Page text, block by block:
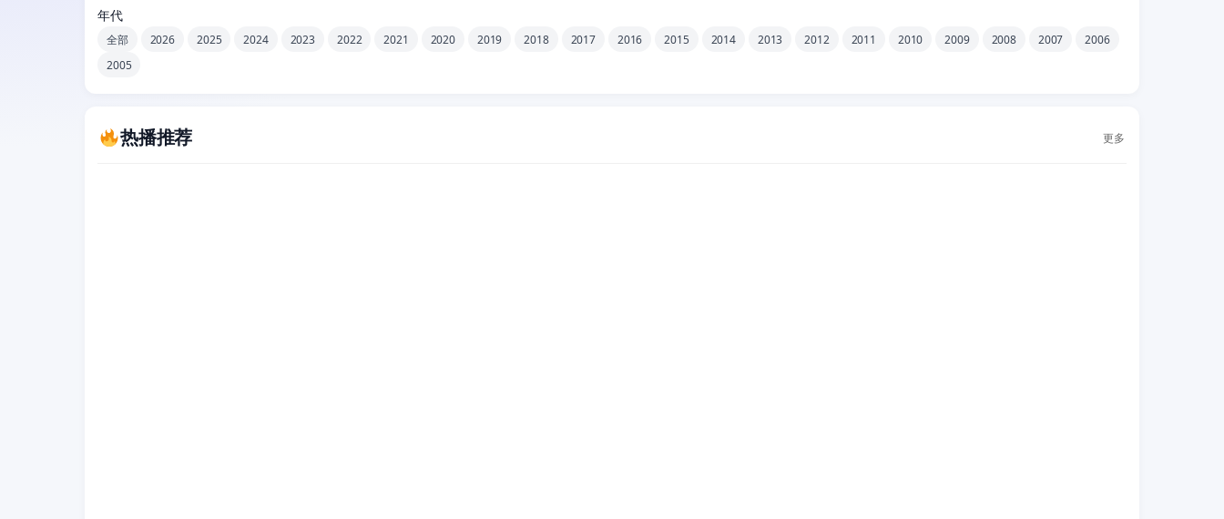
年代
全部 2026 2025 2024 2023 2022 2021 2020 2019 2018 2017 2016 2015 2014 2013 2012 2011 2010 2009 2008 2007
2006
2005
热播推荐 更多